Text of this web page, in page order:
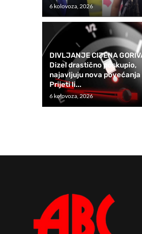
6 kolovoza, 2026
DIVLJANJE CIJENA
Dizel drastično poskupio,
najavljuju nova
Prijeti li...
6 kolovoza, 2026